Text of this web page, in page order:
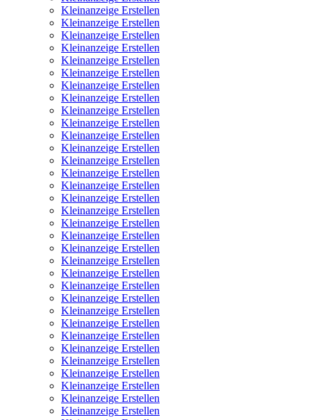
Kleinanzeige Erstellen
Kleinanzeige Erstellen
Kleinanzeige Erstellen
Kleinanzeige Erstellen
Kleinanzeige Erstellen
Kleinanzeige Erstellen
Kleinanzeige Erstellen
Kleinanzeige Erstellen
Kleinanzeige Erstellen
Kleinanzeige Erstellen
Kleinanzeige Erstellen
Kleinanzeige Erstellen
Kleinanzeige Erstellen
Kleinanzeige Erstellen
Kleinanzeige Erstellen
Kleinanzeige Erstellen
Kleinanzeige Erstellen
Kleinanzeige Erstellen
Kleinanzeige Erstellen
Kleinanzeige Erstellen
Kleinanzeige Erstellen
Kleinanzeige Erstellen
Kleinanzeige Erstellen
Kleinanzeige Erstellen
Kleinanzeige Erstellen
Kleinanzeige Erstellen
Kleinanzeige Erstellen
Kleinanzeige Erstellen
Kleinanzeige Erstellen
Kleinanzeige Erstellen
Kleinanzeige Erstellen
Kleinanzeige Erstellen
Kleinanzeige Erstellen